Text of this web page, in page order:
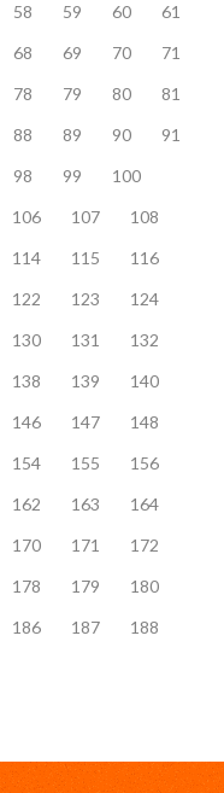
58 59 60
61
68 69 70
71
78 79 80
81
88 89 90
91
98 99
100
106 107
108
114 115
116
122 123
124
130 131
132
138 139
140
146 147
148
154 155
156
162 163
164
170 171
172
178 179
180
186 187
188